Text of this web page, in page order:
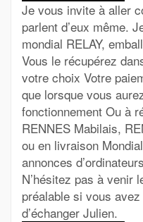
Je vous invite à aller
parlent d’eux même.
mondial RELAY,
Vous le récupérez
votre choix Votre
que lorsque vous
fonctionnement Ou à
RENNES Mabilais,
ou en livraison
annonces
N’hésitez pas à venir
préalable si vous
d’échanger Julien.